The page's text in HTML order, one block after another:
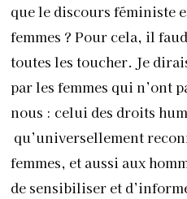
que le discours féministe
femmes ? Pour cela, il
toutes les toucher. Je
par les femmes qui n’ont
nous : celui des droits
qu’universellement
femmes, et aussi aux
de sensibiliser et